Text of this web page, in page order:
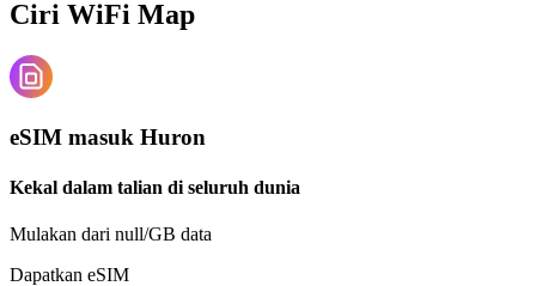
Ciri WiFi Map
eSIM masuk Huron
Kekal dalam talian di seluruh dunia
Mulakan dari null/GB data
Dapatkan eSIM